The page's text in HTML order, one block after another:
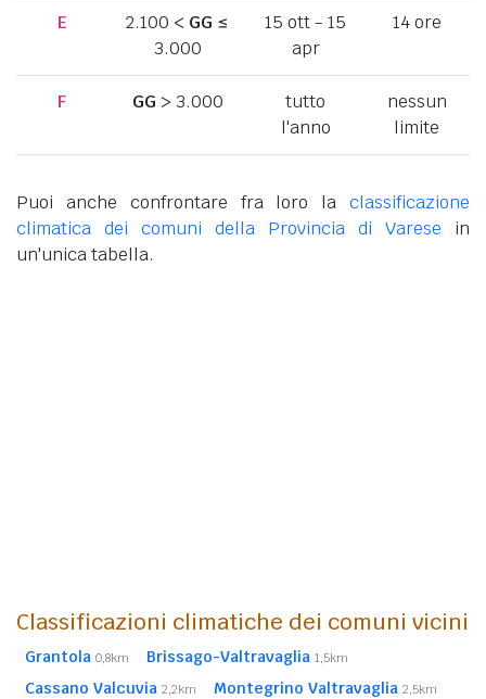
E 2.100 < GG ≤
3.000
15 ott - 15
apr
14 ore
F GG > 3.000
tutto
l'anno
nessun
limite
Puoi anche confrontare fra loro la classificazione
climatica dei comuni della Provincia di Varese in
un'unica tabella.
Classificazioni climatiche dei comuni vicini
Grantola 0,8km Brissago-Valtravaglia 1,5km
Cassano Valcuvia 2,2km Montegrino Valtravaglia 2,5km